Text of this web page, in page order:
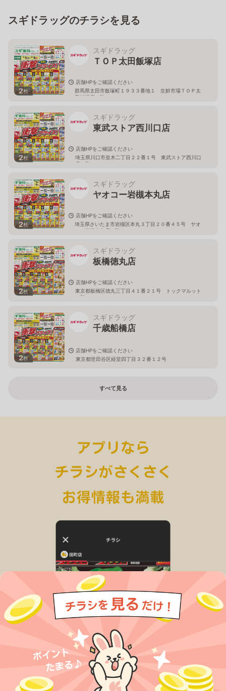
スギドラッグのチラシを見る
2枚
スギドラッグ
ＴＯＰ太田飯塚店
店舗HPをご確認ください
群馬県太田市飯塚町１９３３番地１ 生鮮市場ＴＯＰ太
田飯塚店１階
2枚
スギドラッグ
東武ストア西川口店
店舗HPをご確認ください
埼玉県川口市並木二丁目２２番１号 東武ストア西川口
店２階
2枚
スギドラッグ
ヤオコー岩槻本丸店
店舗HPをご確認ください
埼玉県さいたま市岩槻区本丸３丁目２０番４５号 ヤオ
コー岩槻本丸店２階
2枚
スギドラッグ
板橋徳丸店
店舗HPをご確認ください
東京都板橋区徳丸三丁目４１番２１号 トックマルット
１階
2枚
スギドラッグ
千歳船橋店
店舗HPをご確認ください
東京都世田谷区経堂四丁目３２番１２号
すべて見る